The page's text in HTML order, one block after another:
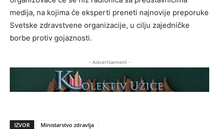
medija, na kojima će eksperti preneti najnovije preporuke
Svetske zdravstvene organizacije, u cilju zajedničke
borbe protiv gojaznosti.
- Advertisement -
IZVOR
Ministarstvo zdravlja